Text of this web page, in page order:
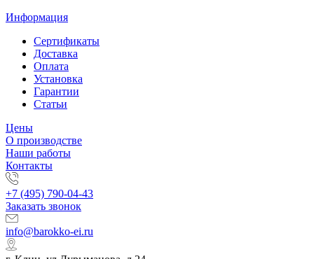
Информация
Сертификаты
Доставка
Оплата
Установка
Гарантии
Статьи
Цены
О производстве
Наши работы
Контакты
+7 (495) 790-04-43
Заказать звонок
info@barokko-ei.ru